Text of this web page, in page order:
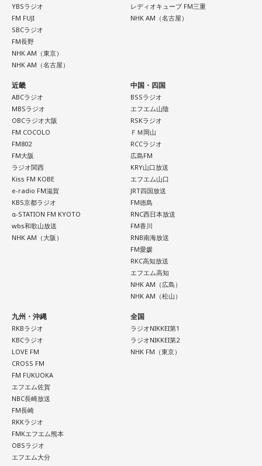
YBSラジオ
FM FUJI
SBCラジオ
FM長野
NHK AM（東京）
NHK AM（名古屋）
レディオキューブ FM三重
NHK AM（名古屋）
近畿
ABCラジオ
MBSラジオ
OBCラジオ大阪
FM COCOLO
FM802
FM大阪
ラジオ関西
Kiss FM KOBE
e-radio FM滋賀
KBS京都ラジオ
α-STATION FM KYOTO
wbs和歌山放送
NHK AM（大阪）
中国・四国
BSSラジオ
エフエム山陰
RSKラジオ
ＦＭ岡山
RCCラジオ
広島FM
KRY山口放送
エフエム山口
JRT四国放送
FM徳島
RNC西日本放送
FM香川
RNB南海放送
FM愛媛
RKC高知放送
エフエム高知
NHK AM（広島）
NHK AM（松山）
九州・沖縄
RKBラジオ
KBCラジオ
LOVE FM
CROSS FM
FM FUKUOKA
エフエム佐賀
NBC長崎放送
FM長崎
RKKラジオ
FMKエフエム熊本
OBSラジオ
エフエム大分
全国
ラジオNIKKEI第1
ラジオNIKKEI第2
NHK FM（東京）